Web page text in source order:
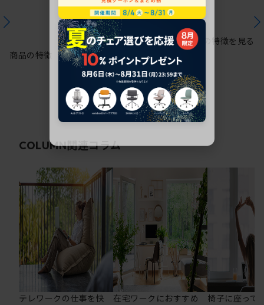
商品の特徴
シリーズの特徴を見る
COLUMN関連コラム
テレワークの仕事を快
在宅ワークにおすすめ
椅子に座って